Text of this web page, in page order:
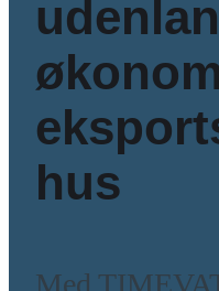
hus
Med